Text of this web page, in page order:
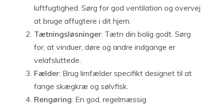
luftfugtighed. Sørg for god ventilation og overvej
at bruge affugtere i dit hjem.
Tætningsløsninger: Tætn din bolig godt. Sørg
for, at vinduer, døre og andre indgange er
velafsluttede.
Fælder: Brug limfælder specifikt designet til at
fange skægkræ og sølvfisk.
Rengøring: En god, regelmæssig